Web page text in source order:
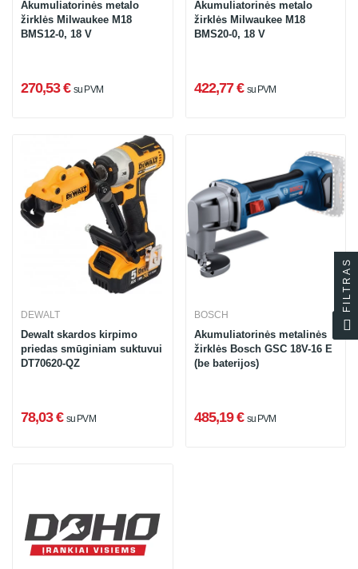
Akumuliatorinės metalo
žirklės Milwaukee M18
BMS12-0, 18 V
270,53 € su PVM
Akumuliatorinės metalo
žirklės Milwaukee M18
BMS20-0, 18 V
422,77 € su PVM
DEWALT
Dewalt skardos kirpimo
priedas smūginiam suktuvui
DT70620-QZ
78,03 € su PVM
BOSCH
Akumuliatorinės metalinės
žirklės Bosch GSC 18V-16 E
(be baterijos)
485,19 € su PVM
FILTRAS